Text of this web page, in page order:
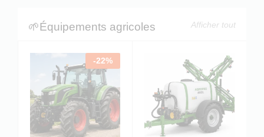
🌱Équipements agricoles Afficher tout
-22%